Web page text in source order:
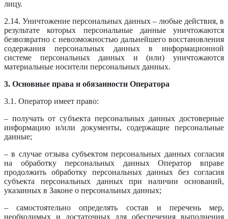
лицу.
2.14. Уничтожение персональных данных – любые действия, в
результате которых персональные данные уничтожаются
безвозвратно с невозможностью дальнейшего восстановления
содержания персональных данных в информационной
системе персональных данных и (или) уничтожаются
материальные носители персональных данных.
3. Основные права и обязанности Оператора
3.1. Оператор имеет право:
– получать от субъекта персональных данных достоверные
информацию и/или документы, содержащие персональные
данные;
– в случае отзыва субъектом персональных данных согласия
на обработку персональных данных Оператор вправе
продолжить обработку персональных данных без согласия
субъекта персональных данных при наличии оснований,
указанных в Законе о персональных данных;
– самостоятельно определять состав и перечень мер,
необходимых и достаточных для обеспечения выполнения